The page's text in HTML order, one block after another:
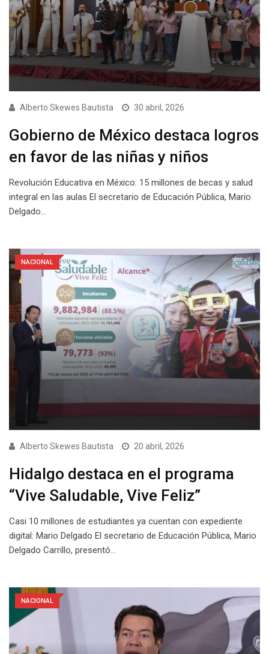
Alberto Skewes Bautista 30 abril, 2026
Gobierno de México destaca logros
en favor de las niñas y niños
Revolución Educativa en México: 15 millones de becas y salud
integral en las aulas El secretario de Educación Pública, Mario
Delgado…
NACIONAL
Alberto Skewes Bautista 20 abril, 2026
Hidalgo destaca en el programa
“Vive Saludable, Vive Feliz”
Casi 10 millones de estudiantes ya cuentan con expediente
digital: Mario Delgado El secretario de Educación Pública, Mario
Delgado Carrillo, presentó…
NACIONAL